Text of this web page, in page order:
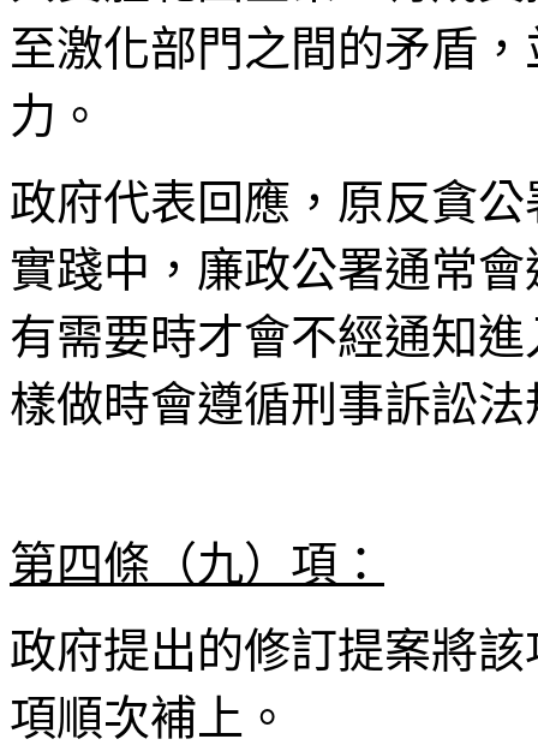
至激化部門之間的矛盾
力。
政府代表回應，原反貪
實踐中，廉政公署通常
有需要時才會不經通知
樣做時會遵循刑事訴訟
第四條（九）項：
政府提出的修訂提案將
項順次補上。